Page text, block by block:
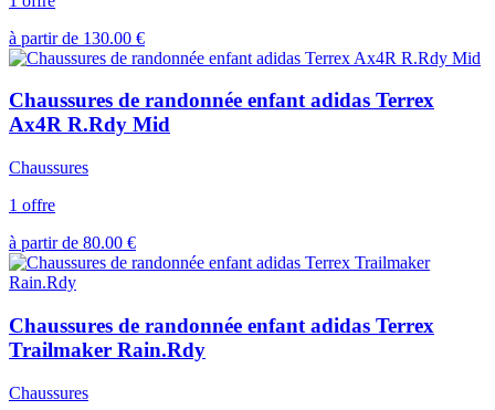
à partir de 130.00 €
Chaussures de randonnée enfant adidas Terrex
Ax4R R.Rdy Mid
Chaussures
1 offre
à partir de 80.00 €
Chaussures de randonnée enfant adidas Terrex
Trailmaker Rain.Rdy
Chaussures